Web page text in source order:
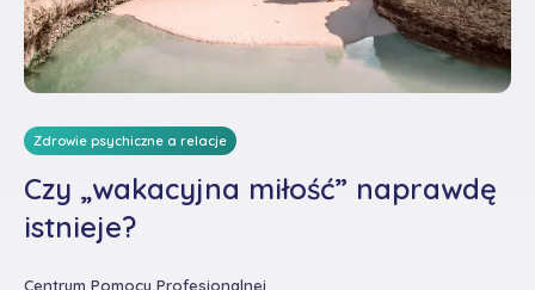
Zdrowie psychiczne a relacje
Czy „wakacyjna miłość” naprawdę
istnieje?
Centrum Pomocy Profesjonalnej